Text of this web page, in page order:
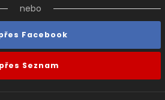
nebo
Facebook
Seznam